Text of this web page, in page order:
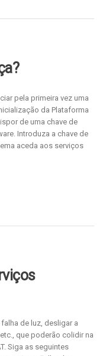
pela primeira vez uma
da Plataforma
de uma chave de
Introduza a chave de
aceda aos serviços
de luz, desligar a
que poderão colidir na
Siga as seguintes